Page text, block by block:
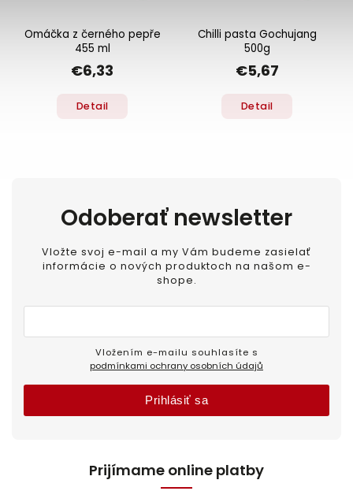
Omáčka z černého pepře
455 ml
€6,33
Detail
Chilli pasta Gochujang
500g
€5,67
Detail
Odoberať newsletter
Vložte svoj e-mail a my Vám budeme zasielať
informácie o nových produktoch na našom e-
shope.
podmínkami ochrany osobních údajů
Prihlásiť sa
Prijímame online platby